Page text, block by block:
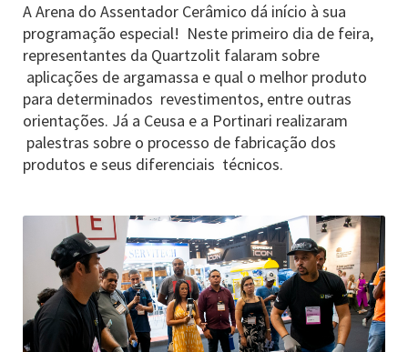
A Arena do Assentador Cerâmico dá início à sua
programação especial! Neste primeiro dia de feira,
representantes da Quartzolit falaram sobre
aplicações de argamassa e qual o melhor produto
para determinados revestimentos, entre outras
orientações. Já a Ceusa e a Portinari realizaram
palestras sobre o processo de fabricação dos
produtos e seus diferenciais técnicos.